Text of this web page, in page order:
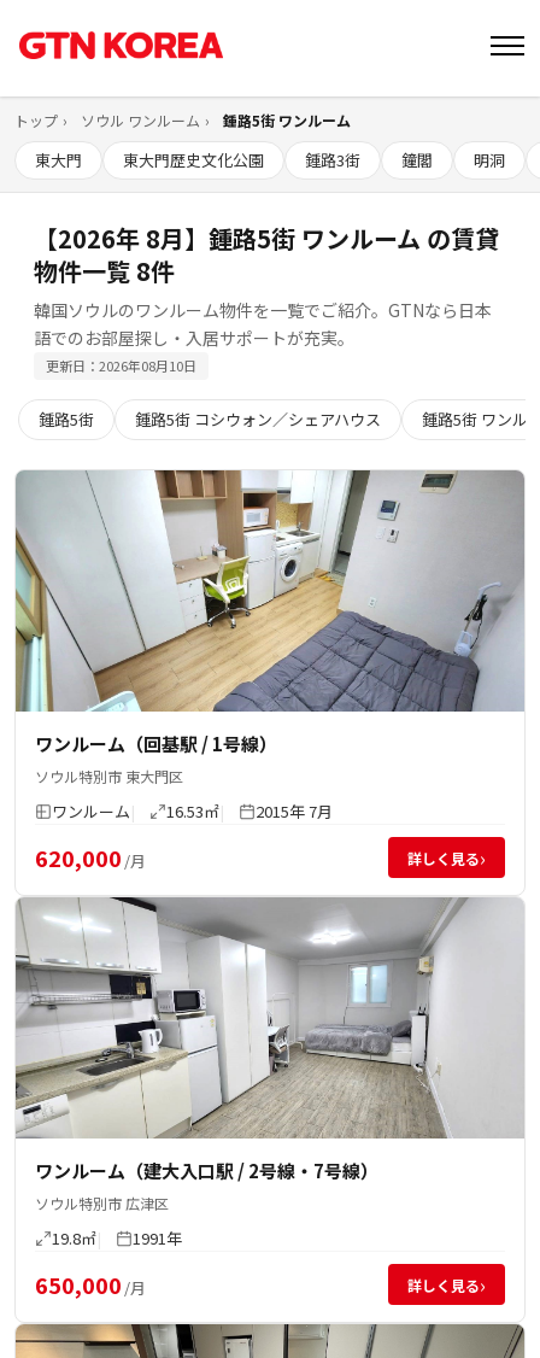
トップ ソウル ワンルーム 鍾路5街 ワンルーム
東大門 東大門歴史文化公園 鍾路3街 鐘閣 明洞
【2026年 8月】鍾路5街 ワンルーム の賃貸
物件一覧 8件
韓国ソウルのワンルーム物件を一覧でご紹介。GTNなら日本
語でのお部屋探し・入居サポートが充実。
更新日：2026年08月10日
鍾路5街 鍾路5街 コシウォン／シェアハウス 鍾路5街 ワンル
ワンルーム（回基駅 / 1号線）
ソウル特別市 東大門区
ワンルーム 16.53㎡ 2015年 7月
620,000 /月 詳しく見る›
ワンルーム（建大入口駅 / 2号線・7号線）
ソウル特別市 広津区
19.8㎡ 1991年
650,000 /月 詳しく見る›